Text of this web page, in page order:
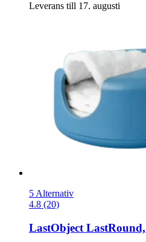
Leverans till 17. augusti
5 Alternativ
4.8 (20)
LastObject